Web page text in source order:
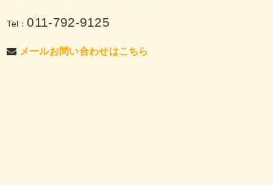
Tel：011-792-9125
メールお問い合わせはこちら